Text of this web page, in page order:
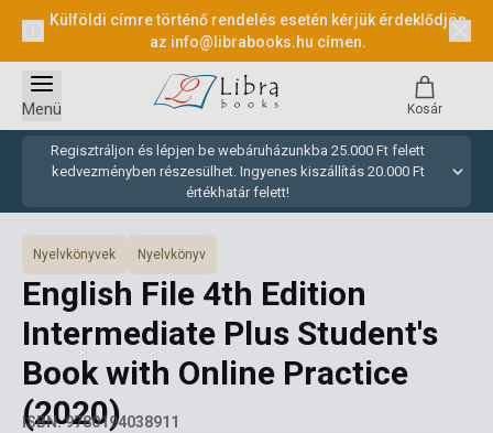
Külföldi címre történő rendelés esetén kérjük érdeklődjön
az info@librabooks.hu címen.
Regisztráljon és lépjen be webáruházunkba 25.000 Ft felett
kedvezményben részesülhet. Ingyenes kiszállítás 20.000 Ft
értékhatár felett!
Menü Kosár
Nyelvkönyvek Nyelvkönyv
English File 4th Edition
Intermediate Plus Student's
Book with Online Practice
(2020)
ISBN: 9780194038911